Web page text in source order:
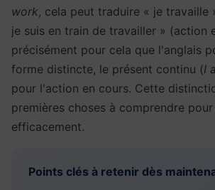
work, cela peut traduire « je travaille
je suis en train de travailler » (action
précisément pour cela que l'anglais
forme distincte, le présent continu (I
pour l'action en cours. Cette
premières choses à comprendre
efficacement.
Points clés à retenir dès